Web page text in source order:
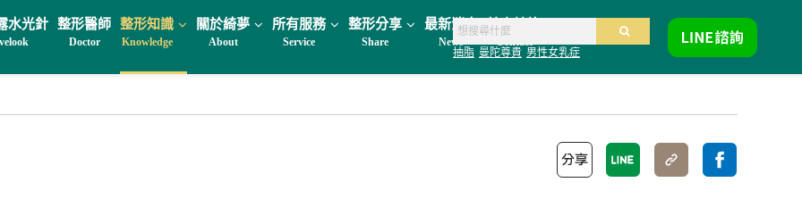
抽脂 曼陀尊貴 男性女乳症
水光針 整形醫師
Doctor
整形知識
Knowledge
關於綺夢
About
所有服務
Service
整形分享
Share
最新消息
News
線上諮詢
Contact